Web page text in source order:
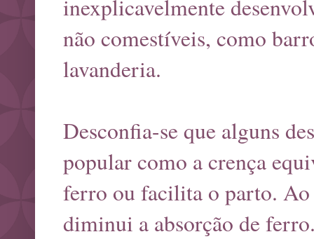
inexplicavelmente
não comestíveis, como
lavanderia.
Desconfia-se que alguns
popular como a crença
ferro ou facilita o parto.
diminui a absorção de